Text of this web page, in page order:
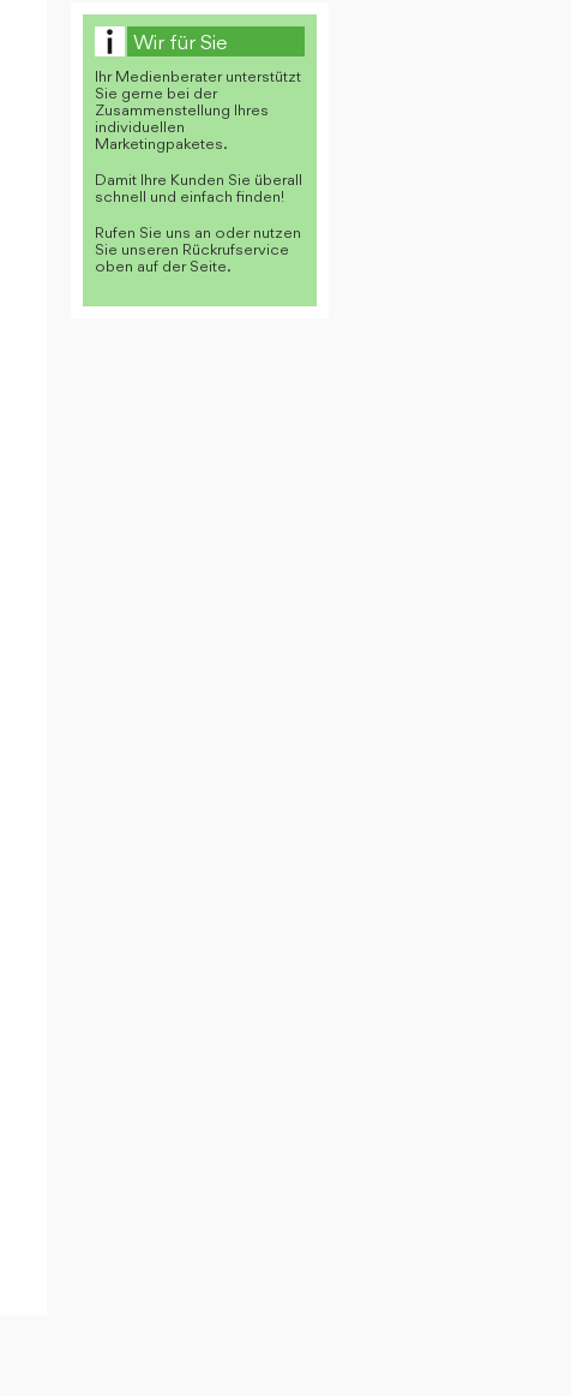
Wir für Sie
Ihr Medienberater unterstützt
Sie gerne bei der
Zusammenstellung Ihres
individuellen
Marketingpaketes.
Damit Ihre Kunden Sie überall
schnell und einfach finden!
Rufen Sie uns an oder nutzen
Sie unseren Rückrufservice
oben auf der Seite.